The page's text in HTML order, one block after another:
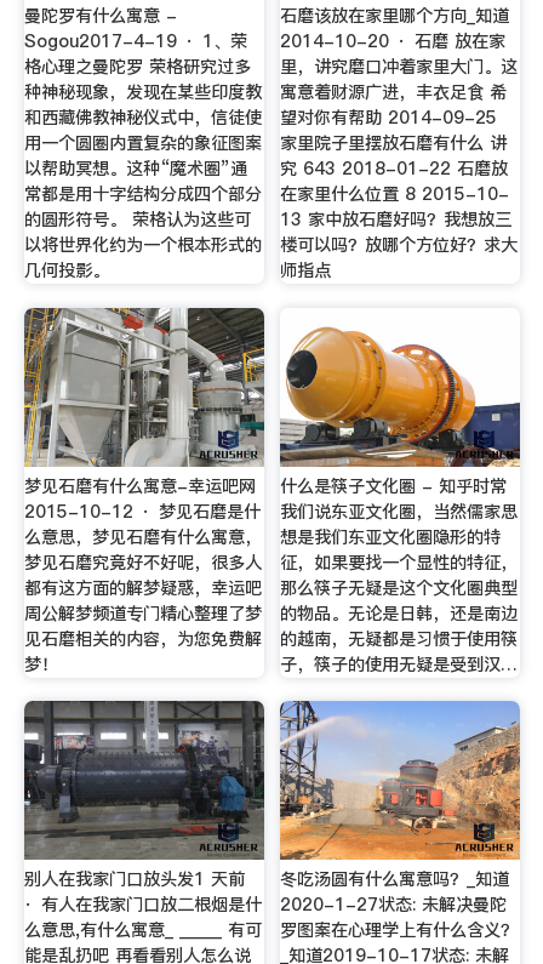
曼陀罗有什么寓意 -
Sogou2017-4-19 · 1、荣
格心理之曼陀罗 荣格研究过多
种神秘现象，发现在某些印度教
和西藏佛教神秘仪式中，信徒使
用一个圆圈内置复杂的象征图案
以帮助冥想。这种“魔术圈”通
常都是用十字结构分成四个部分
的圆形符号。 荣格认为这些可
以将世界化约为一个根本形式的
几何投影。
石磨该放在家里哪个方向_知道
2014-10-20 · 石磨 放在家
里，讲究磨口冲着家里大门。这
寓意着财源广进，丰衣足食 希
望对你有帮助 2014-09-25
家里院子里摆放石磨有什么 讲
究 643 2018-01-22 石磨放
在家里什么位置 8 2015-10-
13 家中放石磨好吗？我想放三
楼可以吗？放哪个方位好？求大
师指点
梦见石磨有什么寓意-幸运吧网
2015-10-12 · 梦见石磨是什
么意思，梦见石磨有什么寓意，
梦见石磨究竟好不好呢，很多人
都有这方面的解梦疑惑，幸运吧
周公解梦频道专门精心整理了梦
见石磨相关的内容，为您免费解
梦！
什么是筷子文化圈 - 知乎时常
我们说东亚文化圈，当然儒家思
想是我们东亚文化圈隐形的特
征，如果要找一个显性的特征，
那么筷子无疑是这个文化圈典型
的物品。无论是日韩，还是南边
的越南，无疑都是习惯于使用筷
子，筷子的使用无疑是受到汉…
别人在我家门口放头发1 天前
· 有人在我家门口放二根烟是什
么意思,有什么寓意_ _____ 有可
能是乱扔吧 再看看别人怎么说
冬吃汤圆有什么寓意吗？_知道
2020-1-27状态: 未解决曼陀
罗图案在心理学上有什么含义？
_知道2019-10-17状态: 未解